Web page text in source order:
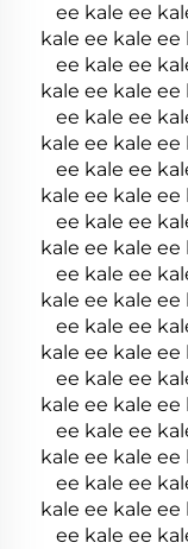
ee kale ee
kale ee kale ee
ee kale ee
kale ee kale ee
ee kale ee
kale ee kale ee
ee kale ee
kale ee kale ee
ee kale ee
kale ee kale ee
ee kale ee
kale ee kale ee
ee kale ee
kale ee kale ee
ee kale ee
kale ee kale ee
ee kale ee
kale ee kale ee
ee kale ee
kale ee kale ee
ee kale ee